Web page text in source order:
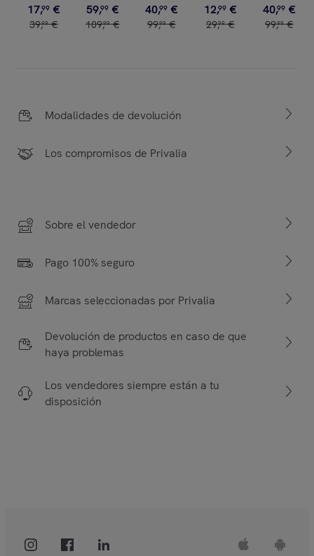
17,99 €
39,99 €
59,99 €
109,99 €
40,99 €
99,99 €
12,99 €
29,99 €
40,99 €
99,99 €
Modalidades de devolución
Los compromisos de Privalia
Sobre el vendedor
Pago 100% seguro
Marcas seleccionadas por Privalia
Devolución de productos en caso de que
haya problemas
Los vendedores siempre están a tu
disposición